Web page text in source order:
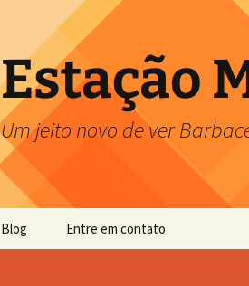
Estação
Um jeito novo de ver
Blog Entre em contato